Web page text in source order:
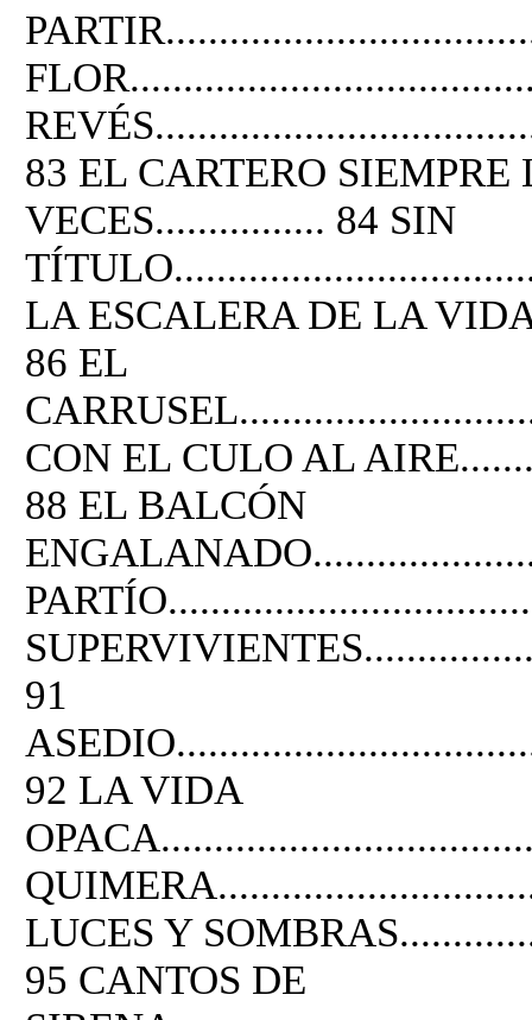
83 EL CARTERO
VECES................ 84 SIN
LA ESCALERA DE LA
86 EL
CON EL CULO AL
88 EL BALCÓN
91
92 LA VIDA
LUCES Y
95 CANTOS DE